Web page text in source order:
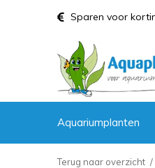
Aquariumplanten
Sparen voor
Terug naar overzicht